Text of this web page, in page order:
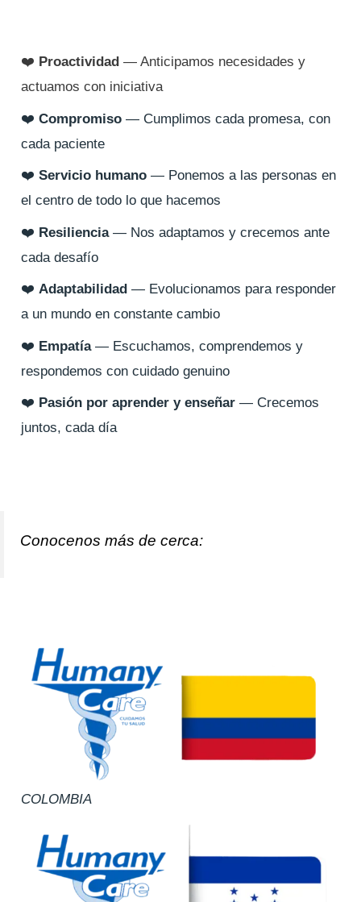
❤️ Proactividad — Anticipamos necesidades y
actuamos con iniciativa
❤️ Compromiso— Cumplimos cada promesa, con
cada paciente
❤️ Servicio humano— Ponemos a las personas en
el centro de todo lo que hacemos
❤️ Resiliencia— Nos adaptamos y crecemos ante
cada desafío
❤️ Adaptabilidad — Evolucionamos para responder
a un mundo en constante cambio
❤️ Empatía— Escuchamos, comprendemos y
respondemos con cuidado genuino
❤️ Pasión por aprender y enseñar— Crecemos
juntos, cada día
Conocenos más de cerca:
COLOMBIA